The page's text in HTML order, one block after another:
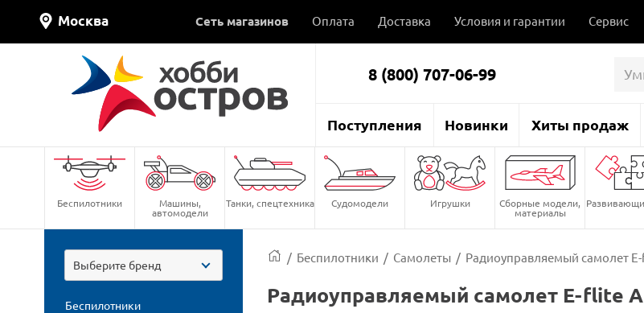
Москва Сеть магазинов Оплата Доставка Условия и гарантии Сервис
8 (800) 707-06-99
Поступления Новинки Хиты продаж
Беспилотники Машины,
автомодели
Танки, спецтехника Судомодели Игрушки Сборные модели,
материалы
Выберите бренд
Беспилотники
/ Беспилотники / Самолеты / Радиоуправляемый самолет
Радиоуправляемый самолет E-flite